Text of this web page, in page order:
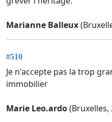
Marianne Balleux
#510
Je n'accepte pas la trop
immobilier
Marie Leo.ardo(Bruxelles,